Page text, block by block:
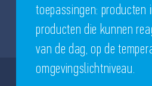
toepassingen: producten
producten die kunnen
van de dag, op de
omgevingslichtniveau.